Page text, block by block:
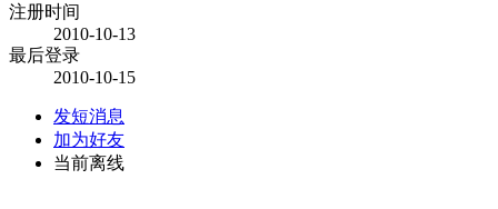
注册时间
2010-10-13
最后登录
2010-10-15
发短消息
加为好友
当前离线